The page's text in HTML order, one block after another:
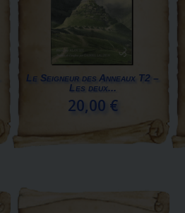
Le Seigneur des Anneaux T2 –
Les deux...
20,00 €